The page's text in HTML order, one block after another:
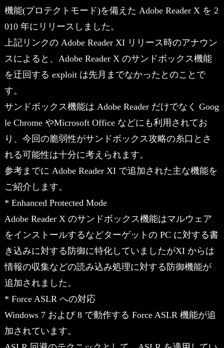
機能(プロテクトモード)を備えた Adobe Reader X を 2
010 年にリリースしました。
上記リンクの Adobe Reader XI リリース時のアナウン
スによると、Adobe Reader X のサンドボックス機能
を迂回する exploit は先月までなかったとのことで
す。
サンドボックス機能は Adobe Reader だけでなく Goog
le Chrome やMicrosoft Office などにも利用されてお
り、今回の脆弱性がサンドボックス攻略の糸口とさ
れる可能性は十分に考えられます。
参考までに Adobe Reader XI で追加された主な機能を
ご紹介します。
* Enhanced Protected Mode
Adobe Reader X のサンドボックス機能はマルウェア
をインストールするなどターゲットの PC に対する書
き込みに対する防御に特化していましたがXI からは
情報の収集などの読み込み処理に対する防御機能が
追加されました。
* Force ASLR への対応
Windows 7 および 8 で動作する Force ASLR 機能が追
加されています。